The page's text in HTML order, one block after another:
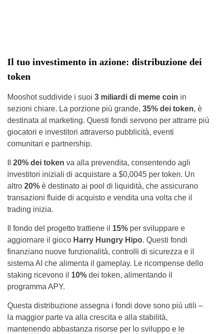
Il tuo investimento in azione: distribuzione dei
token
Mooshot suddivide i suoi 3 miliardi di meme coin in
sezioni chiare. La porzione più grande, 35% dei token, è
destinata al marketing. Questi fondi servono per attrarre più
giocatori e investitori attraverso pubblicità, eventi
comunitari e partnership.
20% dei token va alla prevendita, consentendo agli
investitori iniziali di acquistare a $0,0045 per token. Un
altro 20% è destinato ai pool di liquidità, che assicurano
transazioni fluide di acquisto e vendita una volta che il
trading inizia.
Il fondo del progetto trattiene il 15% per sviluppare e
aggiornare il gioco Harry Hungry Hipo. Questi fondi
finanziano nuove funzionalità, controlli di sicurezza e il
sistema AI che alimenta il gameplay. Le ricompense dello
staking ricevono il 10% dei token, alimentando il
programma APY.
Questa distribuzione assegna i fondi dove sono più utili –
la maggior parte va alla crescita e alla stabilità,
mantenendo abbastanza risorse per lo sviluppo e le